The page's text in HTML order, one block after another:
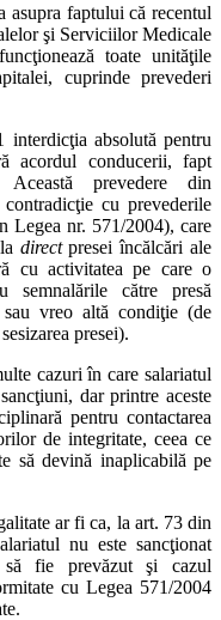
asupra faptului că recentul
şi Serviciilor Medicale
toate unităţile
cuprinde prevederi
absolută pentru
acordul conducerii, fapt
prevedere din
cu prevederile
Legea nr. 571/2004), care
directpresei încălcări ale
cu activitatea pe care o
semnalările către presă
sau vreo altă condiţie (de
presei).
cazuri în care salariatul
dar printre aceste
pentru contactarea
de integritate, ceea ce
să devină inaplicabilă pe
ar fi ca, la art. 73 din
nu este sancţionat
să fie prevăzut şi cazul
cu Legea 571/2004